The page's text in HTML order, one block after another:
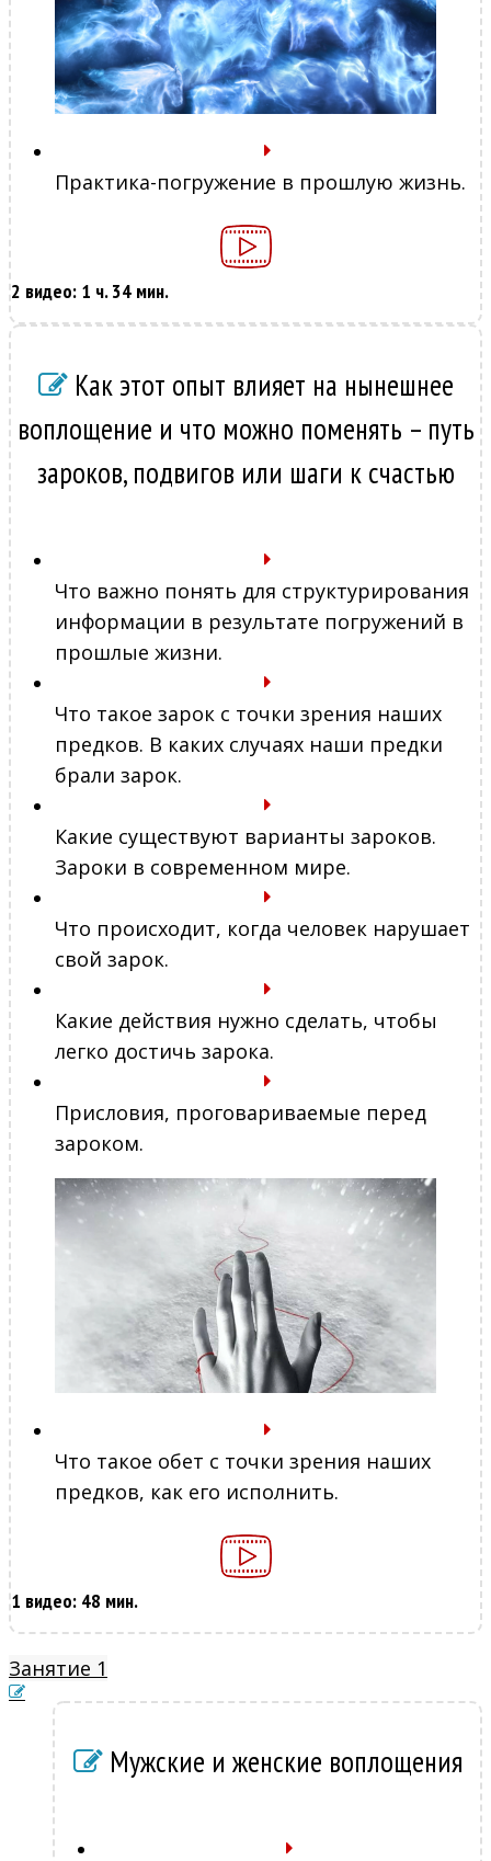
Практика-погружение в прошлую жизнь.
2 видео: 1 ч. 34 мин.
Как этот опыт влияет на нынешнее
воплощение и что можно поменять – путь
зароков, подвигов или шаги к счастью
Что важно понять для структурирования
информации в результате погружений в
прошлые жизни.
Что такое зарок с точки зрения наших
предков. В каких случаях наши предки
брали зарок.
Какие существуют варианты зароков.
Зароки в современном мире.
Что происходит, когда человек нарушает
свой зарок.
Какие действия нужно сделать, чтобы
легко достичь зарока.
Присловия, проговариваемые перед
зароком.
Что такое обет с точки зрения наших
предков, как его исполнить.
1 видео: 48 мин.
Занятие 1
Мужские и женские воплощения